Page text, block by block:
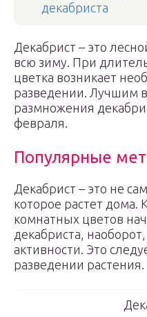
декабриста
Декабрист – это
всю зиму. При
цветка возникает
разведении. Лучшим
размножения
февраля.
Популярные
Декабрист – это не
которое растет дома.
комнатных цветов
декабриста,
активности. Это
разведении растения.